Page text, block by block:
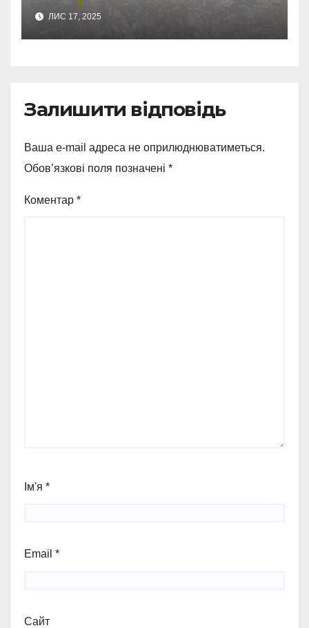
обстріляли Сумщину
ЛИС 17, 2025
Залишити відповідь
Ваша e-mail адреса не оприлюднюватиметься.
Обов’язкові поля позначені *
Коментар *
Ім'я *
Email *
Сайт